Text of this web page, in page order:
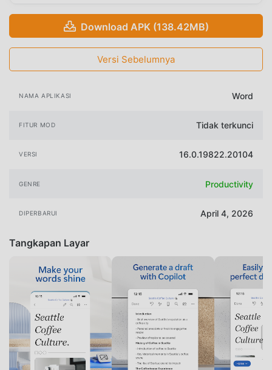
Download APK (138.42MB)
Versi Sebelumnya
NAMA APLIKASI Word
FITUR MOD Tidak terkunci
VERSI 16.0.19822.20104
GENRE Productivity
DIPERBARUI April 4, 2026
Tangkapan Layar